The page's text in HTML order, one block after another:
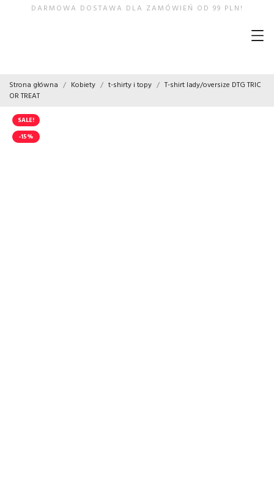
DARMOWA DOSTAWA DLA ZAMÓWIEŃ OD 99 PLN!
Strona główna Kobiety t-shirty i topy
T-shirt lady/oversize DTG TRIC
OR TREAT
SALE!
-15%